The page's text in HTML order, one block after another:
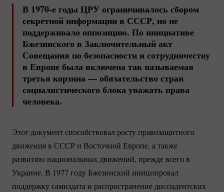
В 1970-е годы ЦРУ ограничивалось сбором
секретной информации в СССР, но не
поддерживало оппозицию. По инициативе
Бжезинского в Заключительный акт
Совещания по безопасности и сотрудничеству
в Европе была включена так называемая
третья корзина — обязательство стран
социалистического блока уважать права
человека.
Этот документ способствовал росту правозащитного
движения в СССР и Восточной Европе, а также
развитию национальных движений, прежде всего в
Украине. В 1977 году Бжезинский инициировал
поддержку самиздата и распространение диссидентских